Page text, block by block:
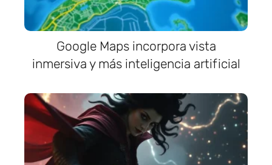
Google Maps incorpora vista
inmersiva y más inteligencia artificial